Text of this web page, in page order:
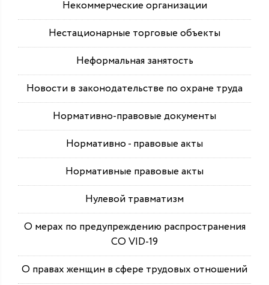
Некоммерческие организации
Нестационарные торговые объекты
Неформальная занятость
Новости в законодательстве по охране труда
Нормативно-правовые документы
Нормативно - правовые акты
Нормативные правовые акты
Нулевой травматизм
О мерах по предупреждению распространения
СО VID-19
О правах женщин в сфере трудовых отношений